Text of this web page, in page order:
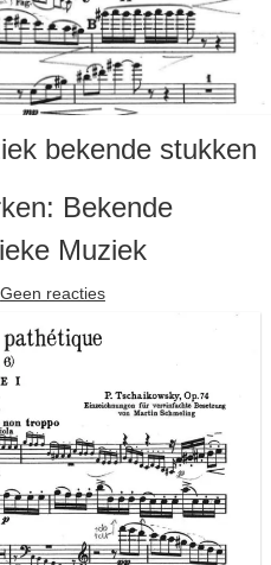
bekende stukken
Bekende
Muziek
Geen reacties